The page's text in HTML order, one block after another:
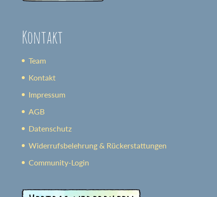
Kontakt
Team
Kontakt
Impressum
AGB
Datenschutz
Widerrufsbelehrung & Rückerstattungen
Community-Login